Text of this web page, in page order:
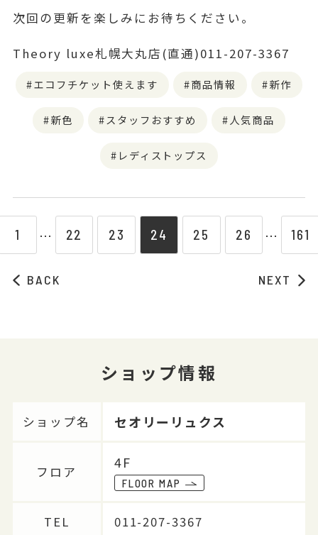
次回の更新を楽しみにお待ちください。
Theory luxe札幌大丸店(直通)011-207-3367
エコフチケット使えます 商品情報 新作
新色 スタッフおすすめ 人気商品
レディストップス
BACK
1 ⋯ 22 23 24 25 26 ⋯ 161
NEXT
ショップ情報
ショップ名 セオリーリュクス
フロア
4F
FLOOR MAP
TEL 011-207-3367